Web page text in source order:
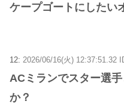
ケープゴートにしたい
12: 2026/06/16(火) 12:37:51.32
ACミランでスター選
か？